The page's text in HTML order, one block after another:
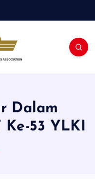
Dalam
53 YLKI